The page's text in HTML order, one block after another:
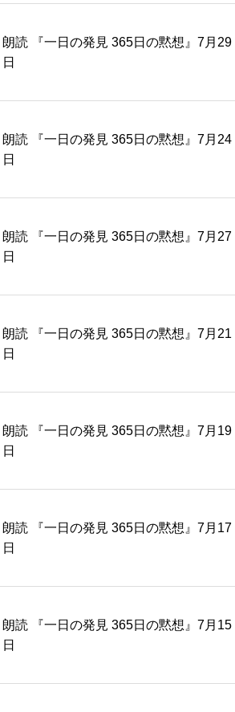
朗読 『一日の発見 365日の黙想』7月29
日
朗読 『一日の発見 365日の黙想』7月24
日
朗読 『一日の発見 365日の黙想』7月27
日
朗読 『一日の発見 365日の黙想』7月21
日
朗読 『一日の発見 365日の黙想』7月19
日
朗読 『一日の発見 365日の黙想』7月17
日
朗読 『一日の発見 365日の黙想』7月15
日